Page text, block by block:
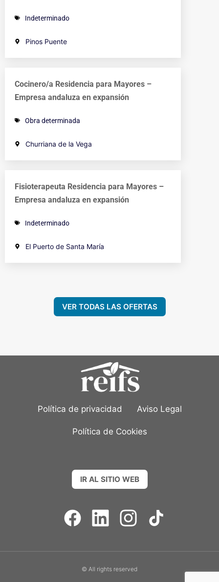
Indeterminado
Pinos Puente
Cocinero/a Residencia para Mayores –
Empresa andaluza en expansión
Obra determinada
Churriana de la Vega
Fisioterapeuta Residencia para Mayores –
Empresa andaluza en expansión
Indeterminado
El Puerto de Santa María
VER TODAS LAS OFERTAS
Política de privacidad Aviso Legal
Política de Cookies
IR AL SITIO WEB
© All rights reserved